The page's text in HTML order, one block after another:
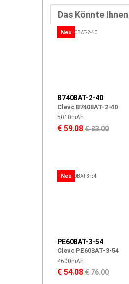
Das Könnte
Neu
B740BAT-2-40
Clevo B740BAT-2-40
5010mAh
€ 59.08€ 83.00
Neu
PE60BAT-3-54
Clevo PE60BAT-3-54
4600mAh
€ 54.08€ 76.00